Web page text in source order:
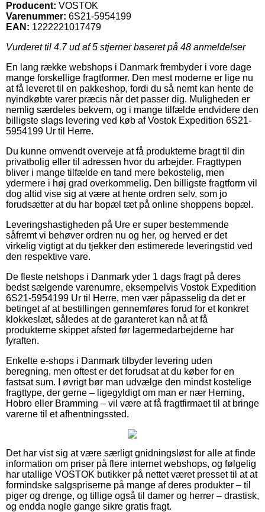
Producent: VOSTOK
Varenummer: 6S21-5954199
EAN: 1222221017479
Vurderet til 4.7ud af 5 stjerner baseret på 48 anmeldelser
En lang række webshops i Danmark frembyder i vore dage
mange forskellige fragtformer. Den mest moderne er lige nu
at få leveret til en pakkeshop, fordi du så nemt kan hente de
nyindkøbte varer præcis når det passer dig. Muligheden er
nemlig særdeles bekvem, og i mange tilfælde endvidere den
billigste slags levering ved køb af Vostok Expedition 6S21-
5954199 Ur til Herre.
Du kunne omvendt overveje at få produkterne bragt til din
privatbolig eller til adressen hvor du arbejder. Fragttypen
bliver i mange tilfælde en tand mere bekostelig, men
ydermere i høj grad overkommelig. Den billigste fragtform vil
dog altid vise sig at være at hente ordren selv, som jo
forudsætter at du har bopæl tæt på online shoppens bopæl.
Leveringshastigheden på Ure er super bestemmende
såfremt vi behøver ordren nu og her, og herved er det
virkelig vigtigt at du tjekker den estimerede leveringstid ved
den respektive vare.
De fleste netshops i Danmark yder 1 dags fragt på deres
bedst sælgende varenumre, eksempelvis Vostok Expedition
6S21-5954199 Ur til Herre, men vær påpasselig da det er
betinget af at bestillingen gennemføres forud for et konkret
klokkeslæt, således at de garanteret kan nå at få
produkterne skippet afsted før lagermedarbejderne har
fyraften.
Enkelte e-shops i Danmark tilbyder levering uden
beregning, men oftest er det forudsat at du køber for en
fastsat sum. I øvrigt bør man udvælge den mindst kostelige
fragttype, der gerne – ligegyldigt om man er nær Herning,
Hobro eller Bramming – vil være at få fragtfirmaet til at bringe
varerne til et afhentningssted.
Det har vist sig at være særligt gnidningsløst for alle at finde
information om priser på flere internet webshops, og følgelig
har utallige VOSTOK butikker på nettet været presset til at at
formindske salgspriserne på mange af deres produkter – til
piger og drenge, og tillige også til damer og herrer – drastisk,
og endda nogle gange sikre gratis fragt.